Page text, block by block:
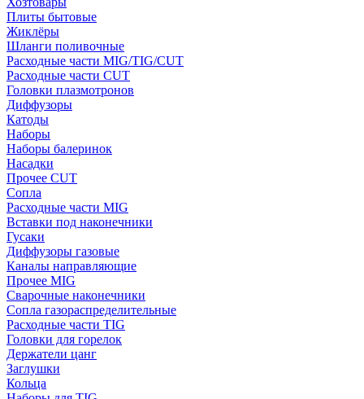
Плиты бытовые
Жиклёры
Шланги поливочные
Расходные части MIG/TIG/CUT
Расходные части CUT
Головки плазмотронов
Диффузоры
Катоды
Наборы
Наборы балеринок
Насадки
Прочее CUT
Сопла
Расходные части MIG
Вставки под наконечники
Гусаки
Диффузоры газовые
Каналы направляющие
Прочее MIG
Сварочные наконечники
Сопла газораспределительные
Расходные части TIG
Головки для горелок
Держатели цанг
Заглушки
Кольца